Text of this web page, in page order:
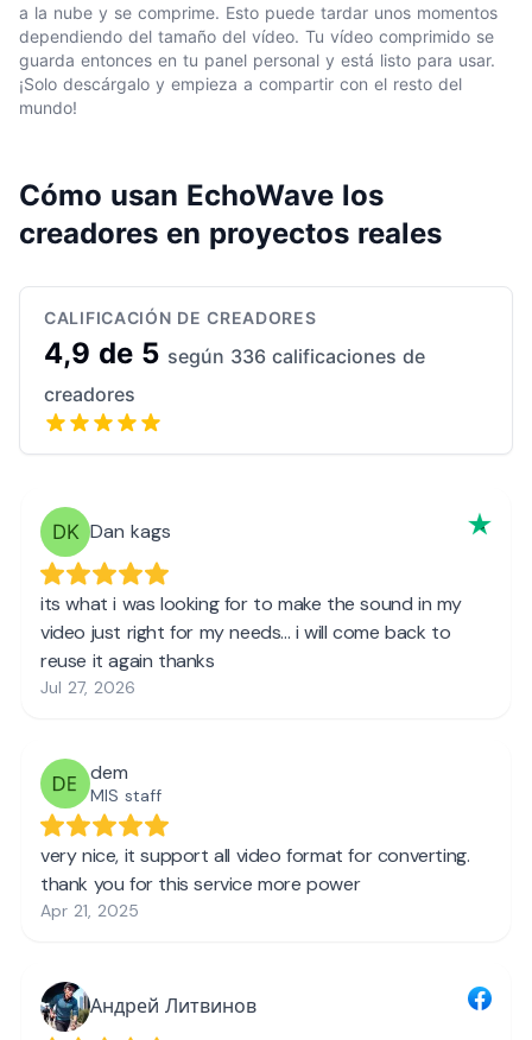
a la nube y se comprime. Esto puede tardar unos momentos
dependiendo del tamaño del vídeo. Tu vídeo comprimido se
guarda entonces en tu panel personal y está listo para usar.
¡Solo descárgalo y empieza a compartir con el resto del
mundo!
Cómo usan EchoWave los
creadores en proyectos reales
CALIFICACIÓN DE CREADORES
4,9 de 5 según 336 calificaciones de
creadores